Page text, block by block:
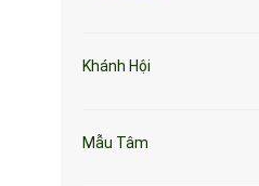
Khánh Hội
Mẫu Tâm